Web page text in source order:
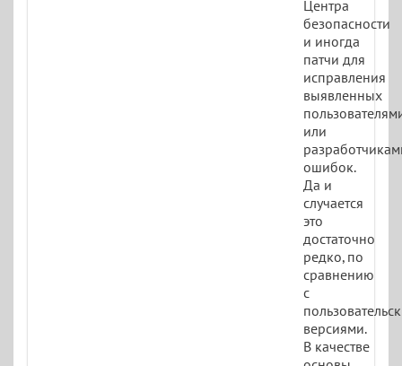
Центра
безопасности
и иногда
патчи для
исправления
выявленных
или
ошибок.
Да и
случается
это
достаточно
редко, по
сравнению
с
версиями.
В качестве